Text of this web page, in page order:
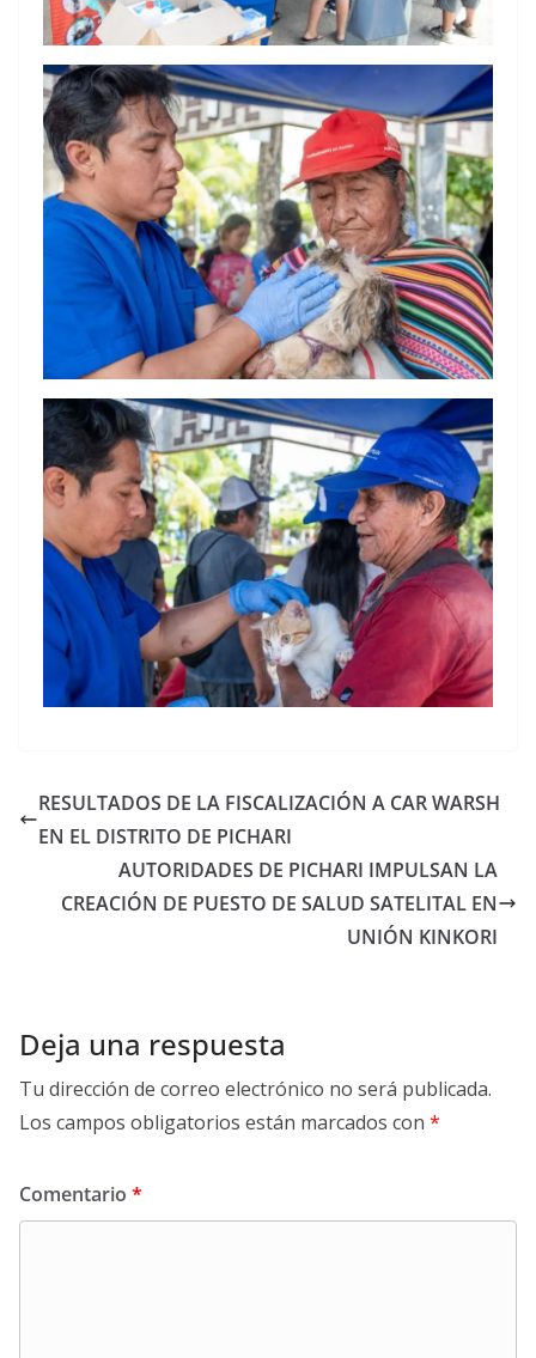
RESULTADOS DE LA FISCALIZACIÓN A CAR WARSH
EN EL DISTRITO DE PICHARI
AUTORIDADES DE PICHARI IMPULSAN LA
CREACIÓN DE PUESTO DE SALUD SATELITAL EN
UNIÓN KINKORI
Deja una respuesta
Tu dirección de correo electrónico no será publicada.
Los campos obligatorios están marcados con *
Comentario *